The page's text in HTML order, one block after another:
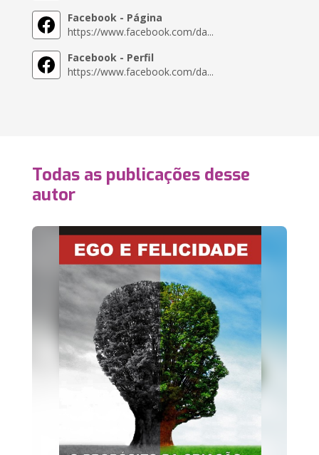
Facebook - Página
https://www.facebook.com/da...
Facebook - Perfil
https://www.facebook.com/da...
Todas as publicações desse
autor